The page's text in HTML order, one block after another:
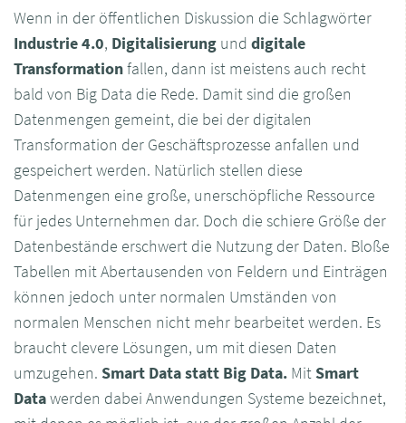
Wenn in der öffentlichen Diskussion die Schlagwörter
Industrie 4.0, Digitalisierung und digitale
Transformationfallen, dann ist meistens auch recht
bald von Big Data die Rede. Damit sind die großen
Datenmengen gemeint, die bei der digitalen
Transformation der Geschäftsprozesse anfallen und
gespeichert werden. Natürlich stellen diese
Datenmengen eine große, unerschöpfliche Ressource
für jedes Unternehmen dar. Doch die schiere Größe der
Datenbestände erschwert die Nutzung der Daten. Bloße
Tabellen mit Abertausenden von Feldern und Einträgen
können jedoch unter normalen Umständen von
normalen Menschen nicht mehr bearbeitet werden. Es
braucht clevere Lösungen, um mit diesen Daten
umzugehen. Smart Data statt Big Data. MitSmart
Datawerden dabei Anwendungen Systeme bezeichnet,